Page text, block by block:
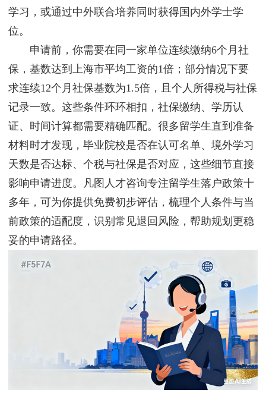
联
系
我
学习，或通过中外联合培养同时获得国内外学士学
位。
申请前，你需要在同一家单位连续缴纳6个月社
保，基数达到上海市平均工资的1倍；部分情况下要
求连续12个月社保基数为1.5倍，且个人所得税与社保
记录一致。这些条件环环相扣，社保缴纳、学历认
证、时间计算都需要精确匹配。很多留学生直到准备
材料时才发现，毕业院校是否在认可名单、境外学习
天数是否达标、个税与社保是否对应，这些细节直接
影响申请进度。凡图人才咨询专注留学生落户政策十
多年，可为你提供免费初步评估，梳理个人条件与当
前政策的适配度，识别常见退回风险，帮助规划更稳
妥的申请路径。